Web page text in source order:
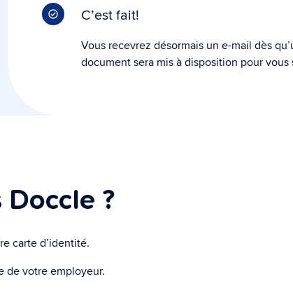
C’est fait!
Vous recevrez désormais un e-mail dès
document sera mis à disposition pour vous
?
carte d’identité.
de votre employeur.